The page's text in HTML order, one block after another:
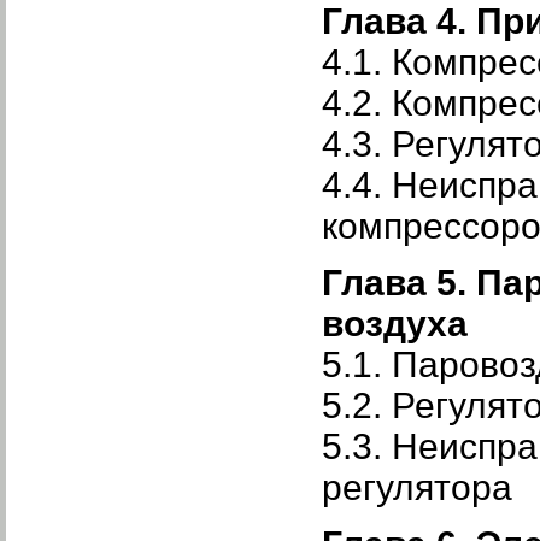
Глава 4.
4.1.
4.2.
4.3.
4.4.
Глава 5.
воздуха
5.1.
5.2.
5.3.
регулятора